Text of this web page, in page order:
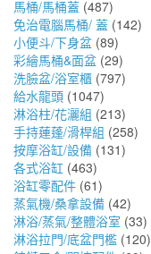
馬桶/馬桶蓋 (487)
免治電腦馬桶/ 蓋 (142)
小便斗/下身盆 (89)
彩繪馬桶&面盆 (29)
洗臉盆/浴室櫃 (797)
給水龍頭 (1047)
淋浴柱/花灑組 (213)
手持蓮蓬/滑桿組 (258)
按摩浴缸/設備 (131)
各式浴缸 (463)
浴缸零配件 (61)
蒸氣機/桑拿設備 (42)
淋浴/蒸氣/整體浴室 (33)
淋浴拉門/底盆門檻 (120)